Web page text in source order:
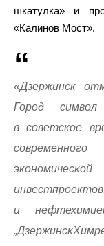
шкатулка» и
«Калинов Мост».
«Дзержинск
Город
в советское
и